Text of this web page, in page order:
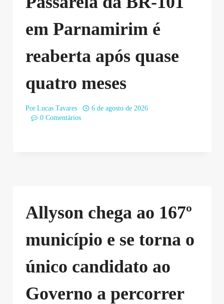
em Parnamirim é
reaberta após quase
quatro meses
Por Lucas Tavares
6 de agosto de 2026
0 Comentários
Allyson chega ao 167º
município e se torna o
único candidato ao
Governo a percorrer